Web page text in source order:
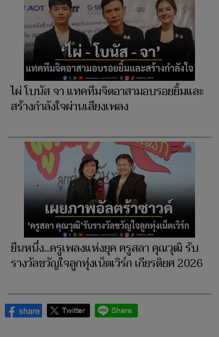
ไผ่ โบนัส จา แทคทีมจิตอาสามอบรอยยิ้มและ
สร้างกำลังใจผ่านเสียงเพลง
ยืนหนึ่ง...ครูเพลงแห่งยุค ครูสลา คุณวุฒิ รับ
รางวัลขวัญใจลูกทุ่งเน็ตเวิร์ก เกียรติยศ 2026